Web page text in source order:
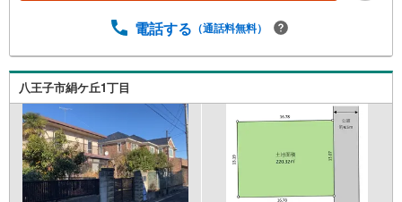
各種ご相談も承っております。○住宅ローンのご相談○ライ
客様へ経験豊富なスタッフが親身になってお客様に合った
物件をご紹介させて頂きます！ /他社様掲載物件も併せてご
紹介可能ですのでお気軽にお問い合わせ下さい♪駐車場も
ございますので、お車でのお越しも大歓迎です！
電話する （通話料無料）
八王子市絹ケ丘1丁目